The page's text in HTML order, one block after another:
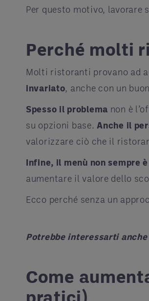
Per questo motivo, lavorare
Perché molti
Molti ristoranti provano ad
invariato, anche con un
Spesso il problema non è
su opzioni base. Anche il
valorizzare ciò che il
Infine, il menù non sempre
aumentare il valore dello
Ecco perché senza un
Potrebbe interessarti
Come
pratici)